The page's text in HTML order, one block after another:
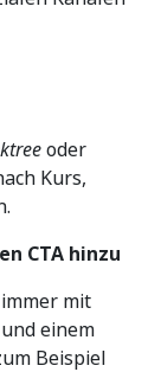
oder
Kurs,
CTA hinzu
mit
einem
Beispiel